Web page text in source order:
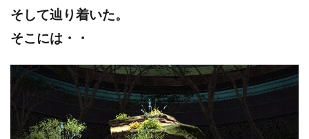
そして辿り着いた。
そこには・・